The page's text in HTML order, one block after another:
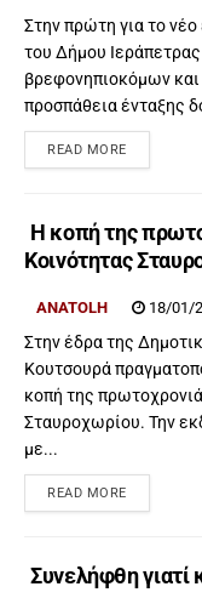
Στην πρώτη για το
του Δήμου
βρεφονηπιοκόμων
προσπάθεια ένταξης
READ MORE
Η κοπή της
Κοινότητας
ANATOLH 18/01/
Στην έδρα της
Κουτσουρά
κοπή της
Σταυροχωρίου. Την
με...
READ MORE
Συνελήφθη γιατί